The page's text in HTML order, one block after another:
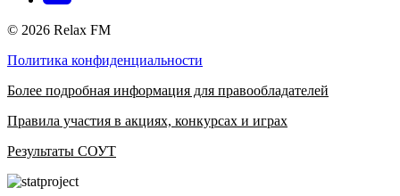
© 2026 Relax FM
Политика конфиденциальности
Более подробная информация для правообладателей
Правила участия в акциях, конкурсах и играх
Результаты СОУТ